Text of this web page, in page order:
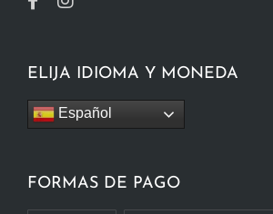
ELIJA IDIOMA Y MONEDA
Español
FORMAS DE PAGO